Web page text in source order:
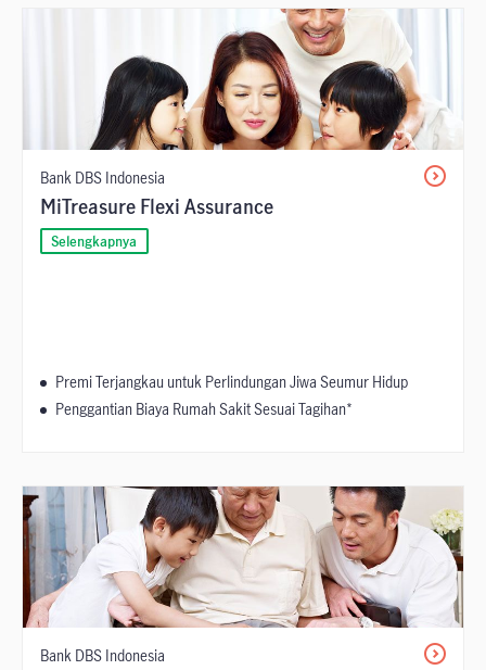
Bank DBS Indonesia
MiTreasure Flexi Assurance
Selengkapnya
Premi Terjangkau untuk Perlindungan Jiwa Seumur Hidup
Penggantian Biaya Rumah Sakit Sesuai Tagihan*
Bank DBS Indonesia